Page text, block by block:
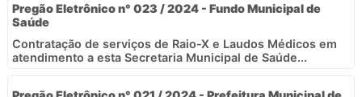
Pregão Eletrônico n° 023 / 2024 - Fundo Municipal de
Saúde
Contratação de serviços de Raio-X e Laudos Médicos em
atendimento a esta Secretaria Municipal de Saúde...